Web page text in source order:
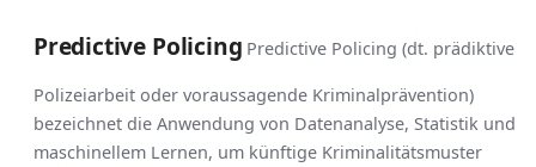
Predictive Policing Predictive Policing (dt. prädiktive
Polizeiarbeit oder voraussagende Kriminalprävention)
bezeichnet die Anwendung von Datenanalyse, Statistik und
maschinellem Lernen, um künftige Kriminalitätsmuster